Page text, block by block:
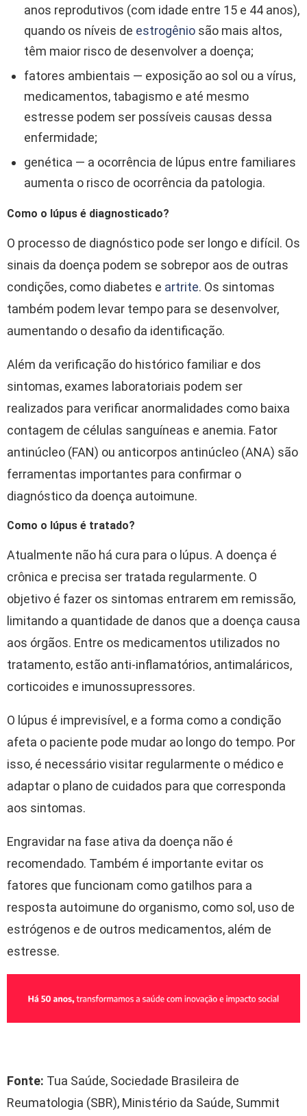
anos reprodutivos (com idade entre 15 e 44 anos),
quando os níveis de estrogênio são mais altos,
têm maior risco de desenvolver a doença;
fatores ambientais — exposição ao sol ou a vírus,
medicamentos, tabagismo e até mesmo
estresse podem ser possíveis causas dessa
enfermidade;
genética — a ocorrência de lúpus entre familiares
aumenta o risco de ocorrência da patologia.
Como o lúpus é diagnosticado?
O processo de diagnóstico pode ser longo e difícil. Os
sinais da doença podem se sobrepor aos de outras
condições, como diabetes e artrite. Os sintomas
também podem levar tempo para se desenvolver,
aumentando o desafio da identificação.
Além da verificação do histórico familiar e dos
sintomas, exames laboratoriais podem ser
realizados para verificar anormalidades como baixa
contagem de células sanguíneas e anemia. Fator
antinúcleo (FAN) ou anticorpos antinúcleo (ANA) são
ferramentas importantes para confirmar o
diagnóstico da doença autoimune.
Como o lúpus é tratado?
Atualmente não há cura para o lúpus. A doença é
crônica e precisa ser tratada regularmente. O
objetivo é fazer os sintomas entrarem em remissão,
limitando a quantidade de danos que a doença causa
aos órgãos. Entre os medicamentos utilizados no
tratamento, estão anti-inflamatórios, antimaláricos,
corticoides e imunossupressores.
O lúpus é imprevisível, e a forma como a condição
afeta o paciente pode mudar ao longo do tempo. Por
isso, é necessário visitar regularmente o médico e
adaptar o plano de cuidados para que corresponda
aos sintomas.
Engravidar na fase ativa da doença não é
recomendado. Também é importante evitar os
fatores que funcionam como gatilhos para a
resposta autoimune do organismo, como sol, uso de
estrógenos e de outros medicamentos, além de
estresse.
Fonte: Tua Saúde, Sociedade Brasileira de
Reumatologia (SBR), Ministério da Saúde, Summit